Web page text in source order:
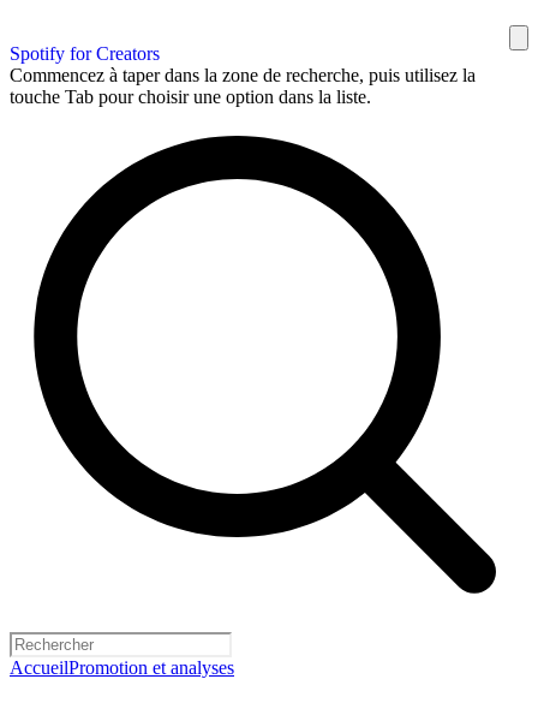
Spotify for Creators
Commencez à taper dans la zone de recherche, puis utilisez la
touche Tab pour choisir une option dans la liste.
AccueilPromotion et analyses